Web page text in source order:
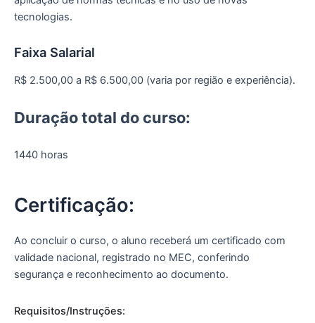
tecnologias.
Faixa Salarial
R$ 2.500,00 a R$ 6.500,00 (varia por região e experiência).
Duração total do curso:
1440 horas
Certificação:
Ao concluir o curso, o aluno receberá um certificado com
validade nacional, registrado no MEC, conferindo
segurança e reconhecimento ao documento.
Requisitos/Instruções: